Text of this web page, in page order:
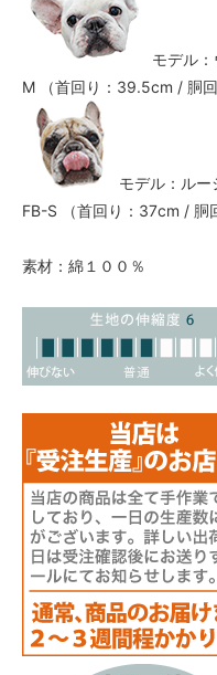
モデル
M （首回り：39.5cm / 胴
モデル：ル
FB-S （首回り：37cm / 胴
素材：綿１００％